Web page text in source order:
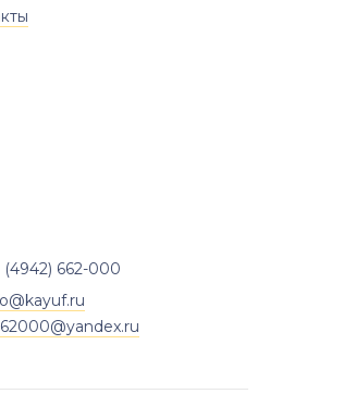
(4942) 662-000